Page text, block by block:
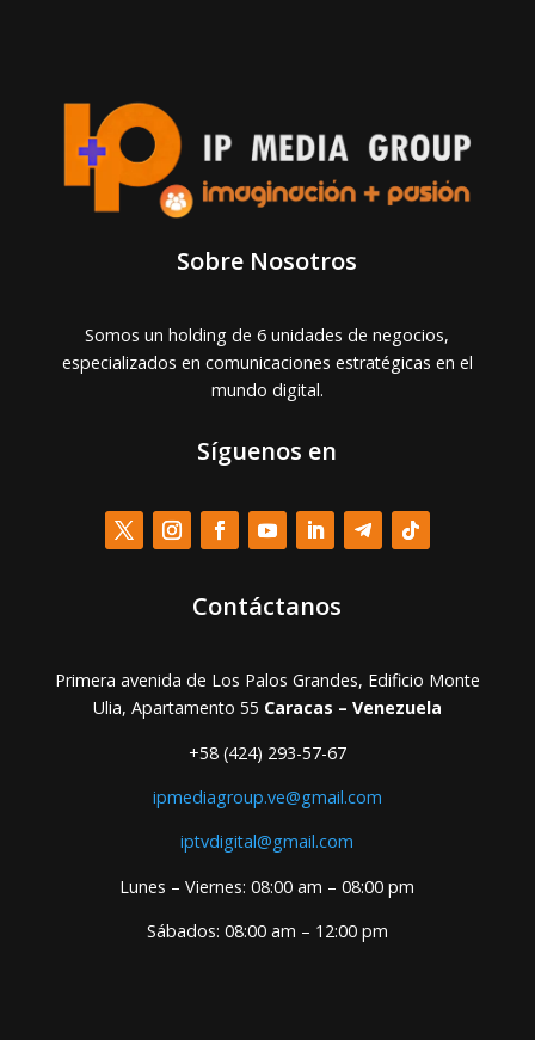
Sobre Nosotros
Somos un holding de 6 unidades de negocios,
especializados en comunicaciones estratégicas en el
mundo digital.
Síguenos en
Contáctanos
Primera avenida de Los Palos Grandes, Edificio Monte
Ulia, Apartamento 55 Caracas – Venezuela
+58 (424) 293-57-67
ipmediagroup.ve@gmail.com
iptvdigital@gmail.com
Lunes – Viernes: 08:00 am – 08:00 pm
Sábados: 08:00 am – 12:00 pm